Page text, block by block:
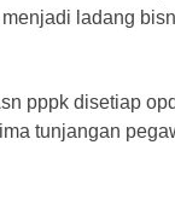
ladang
pppk disetiap
tunjangan